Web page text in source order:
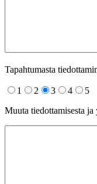
Tapahtumasta
1 2 3 4
5
Muuta tiedottamisesta ja